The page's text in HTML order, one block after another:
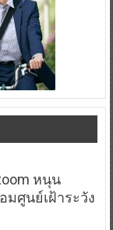
หนุน
มศูนย์เฝ้าระวัง